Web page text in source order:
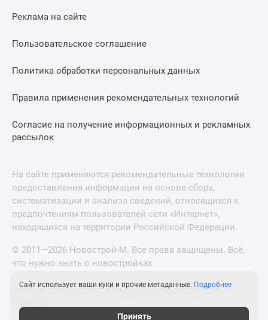
Реклама на сайте
Пользовательское соглашение
Политика обработки персональных данных
Правила применения рекомендательных технологий
Согласие на получение информационных и рекламных
рассылок
На сайте применяются рекомендательные технологии
предоставления информации на основе сбора,
систематизации и анализа сведений, относящихся к
предпочтениям пользователей сети «Интернет»,
находящихся на территории Российской Федерации.
© 2011—2026 Новострой-М. Все права защищены. Всё,
что нужно знать о новостройках
Новостройки Санкт-Петербурга и Ленинградской
Сайт использует ваши куки и прочие метаданные. Подробнее
Принять